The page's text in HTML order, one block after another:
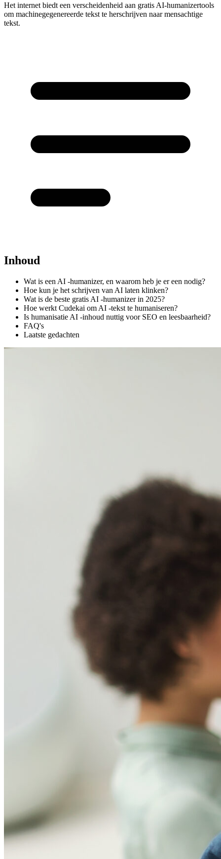
Het internet biedt een verscheidenheid aan gratis AI-humanizertools
om machinegegenereerde tekst te herschrijven naar mensachtige
tekst.
Inhoud
Wat is een AI -humanizer, en waarom heb je er een nodig?
Hoe kun je het schrijven van AI laten klinken?
Wat is de beste gratis AI -humanizer in 2025?
Hoe werkt Cudekai om AI -tekst te humaniseren?
Is humanisatie AI -inhoud nuttig voor SEO en leesbaarheid?
FAQ's
Laatste gedachten